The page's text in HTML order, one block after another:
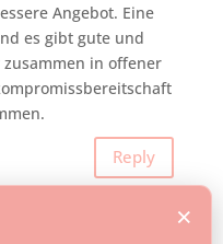
Angebot. Eine
es gibt gute und
in offener
Reply
×